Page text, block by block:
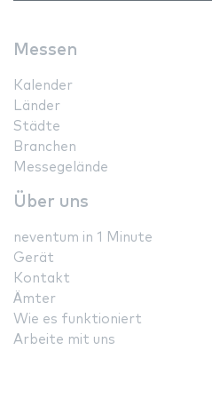
Messen
Kalender
Länder
Städte
Branchen
Messegelände
Über uns
neventum in 1 Minute
Gerät
Kontakt
Ämter
Wie es funktioniert
Arbeite mit uns